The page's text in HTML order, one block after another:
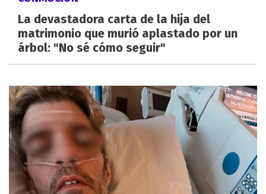
La devastadora carta de la hija del
matrimonio que murió aplastado por un
árbol: "No sé cómo seguir"